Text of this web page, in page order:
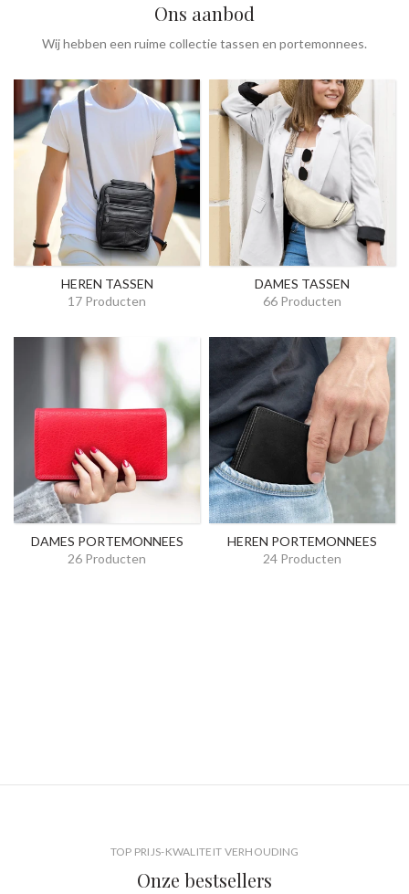
Ons aanbod
Wij hebben een ruime collectie tassen en portemonnees.
HEREN TASSEN
17 Producten
DAMES TASSEN
66 Producten
DAMES PORTEMONNEES
26 Producten
HEREN PORTEMONNEES
24 Producten
TOP PRIJS-KWALITEIT VERHOUDING
Onze bestsellers